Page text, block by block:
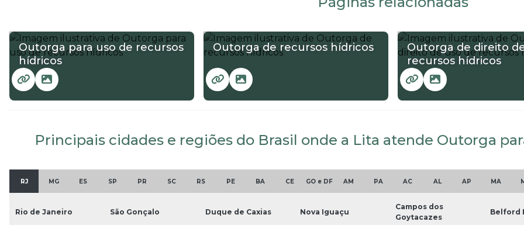
Outorga para uso de recursos
hídricos
Outorga de recursos hídricos
Outorga de direito
recursos hídricos
Principais cidades e regiões do Brasil onde a Lita atende Outorga
RJ MG ES SP PR SC RS PE BA CE GO e DF AM PA AC AL AP MA
Rio de Janeiro São Gonçalo Duque de Caxias Nova Iguaçu
Campos dos
Goytacazes
Belford